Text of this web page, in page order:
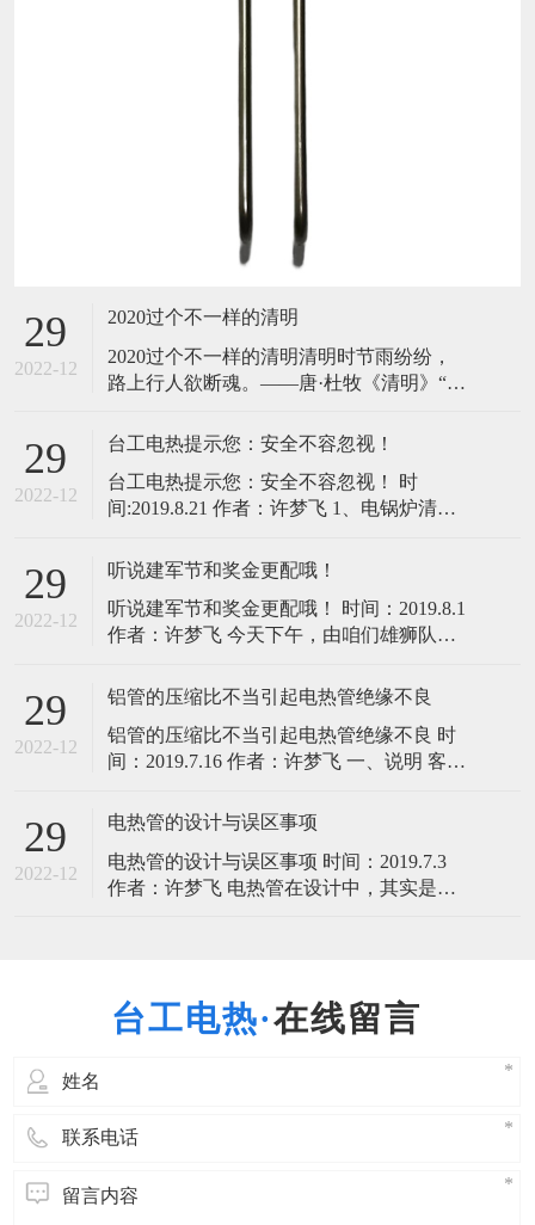
29
2022-12
2020过个不一样的清明
2020过个不一样的清明​​清明时节雨纷纷，
路上行人欲断魂。——唐·杜牧《清明》“清
花，处处给人以清新明朗、欣欣向荣的感
个扫墓祭祖的肃穆节日，也是人们亲近自
然、踏青游玩、享受春天乐趣的欢乐节
29
2022-12
台工电热提示您：安全不容忽视！
台工电热提示您：安全不容忽视！ 时
间:2019.8.21 作者：许梦飞 1、电锅炉清洗
经过一个夏天停运行后，铜管被腐蚀穿
洗，放入带NO₃﹣的酸性物质除水垢，清洗
过后，带酸
29
2022-12
听说建军节和奖金更配哦！
听说建军节和奖金更配哦！ 时间：2019.8.1
作者：许梦飞 今天下午，由咱们雄狮队司
议首先对各家企业在做网销过程中存在的
一些问题针对性的提出了改进意见，并对
此次争霸赛做出总结，指出普遍存在问
题，然后共享优秀企业的网销经验，而收
29
2022-12
铝管的压缩比不当引起电热管绝缘不良
铝管的压缩比不当引起电热管绝缘不良 时
间：2019.7.16 作者：许梦飞 一、说明 客户
Bondy管的性能较好，但用铝管制造的电热
良，影响正常生产，请速告之相应对策和
处理办法。
29
2022-12
电热管的设计与误区事项
电热管的设计与误区事项 时间：2019.7.3
作者：许梦飞 电热管在设计中，其实是有
等要求；
在线留言